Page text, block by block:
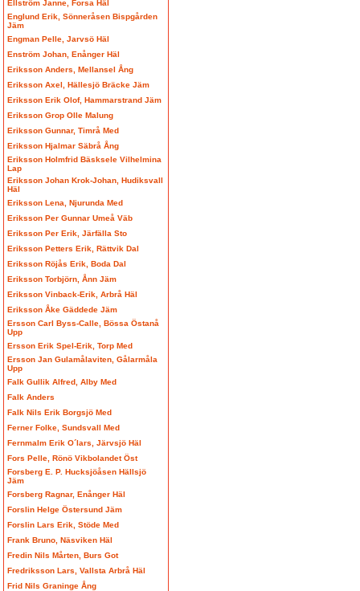
Ellström Janne, Forsa Häl
Englund Erik, Sönneråsen Bispgården
Jäm
Engman Pelle, Jarvsö Häl
Enström Johan, Enånger Häl
Eriksson Anders, Mellansel Ång
Eriksson Axel, Hällesjö Bräcke Jäm
Eriksson Erik Olof, Hammarstrand Jäm
Eriksson Grop Olle Malung
Eriksson Gunnar, Timrå Med
Eriksson Hjalmar Säbrå Ång
Eriksson Holmfrid Bäsksele Vilhelmina
Lap
Eriksson Johan Krok-Johan, Hudiksvall
Häl
Eriksson Lena, Njurunda Med
Eriksson Per Gunnar Umeå Väb
Eriksson Per Erik, Järfälla Sto
Eriksson Petters Erik, Rättvik Dal
Eriksson Röjås Erik, Boda Dal
Eriksson Torbjörn, Ånn Jäm
Eriksson Vinback-Erik, Arbrå Häl
Eriksson Åke Gäddede Jäm
Ersson Carl Byss-Calle, Bössa Östanå
Upp
Ersson Erik Spel-Erik, Torp Med
Ersson Jan Gulamålaviten, Gålarmåla
Upp
Falk Gullik Alfred, Alby Med
Falk Anders
Falk Nils Erik Borgsjö Med
Ferner Folke, Sundsvall Med
Fernmalm Erik O´lars, Järvsjö Häl
Fors Pelle, Rönö Vikbolandet Öst
Forsberg E. P. Hucksjöåsen Hällsjö
Jäm
Forsberg Ragnar, Enånger Häl
Forslin Helge Östersund Jäm
Forslin Lars Erik, Stöde Med
Frank Bruno, Näsviken Häl
Fredin Nils Mårten, Burs Got
Fredriksson Lars, Vallsta Arbrå Häl
Frid Nils Graninge Ång